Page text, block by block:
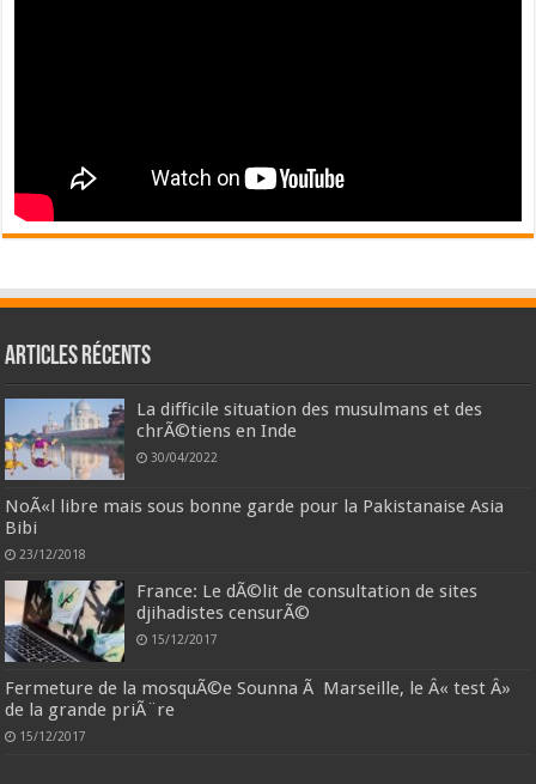
Articles récents
La difficile situation des musulmans et des
chrÃ©tiens en Inde
30/04/2022
NoÃ«l libre mais sous bonne garde pour la Pakistanaise Asia
Bibi
23/12/2018
France: Le dÃ©lit de consultation de sites
djihadistes censurÃ©
15/12/2017
Fermeture de la mosquÃ©e Sounna Ã Marseille, le Â« test Â»
de la grande priÃ¨re
15/12/2017